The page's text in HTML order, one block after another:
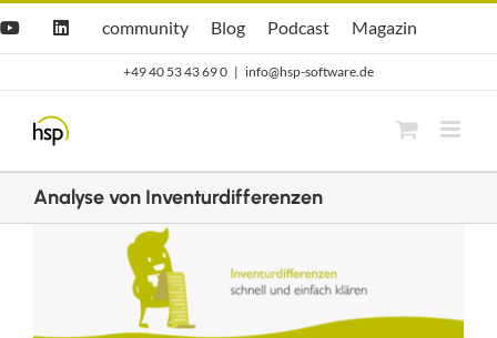
YouTubeLinkedIn
Hsp
community
community
hsp
Blog
Blog Opti.Cast
Podcast Opti.Mag
Magazin
+49 40 53 43 69 0 | info@hsp-software.de
Analyse von Inventurdifferenzen